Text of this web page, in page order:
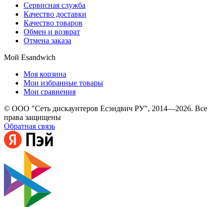
Сервисная служба
Качество доставки
Качество товаров
Обмен и возврат
Отмена заказа
Мой Esandwich
Моя корзина
Мои избранные товары
Мои сравнения
© ООО "Сеть дискаунтеров Есэндвич РУ", 2014—2026. Все
права защищены
Обратная связь